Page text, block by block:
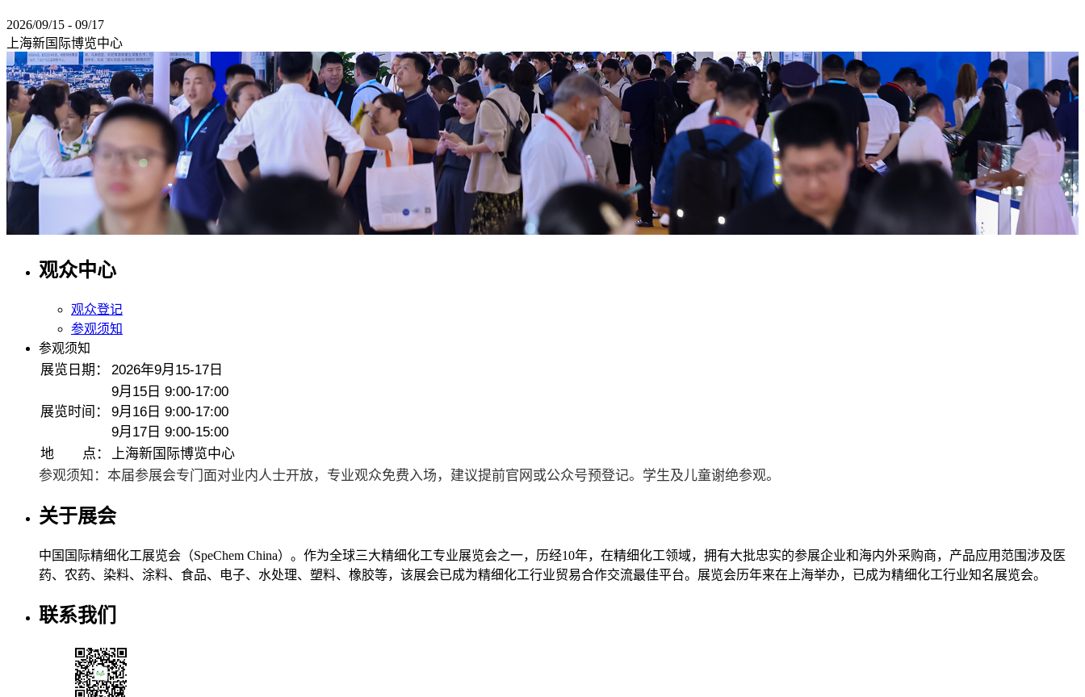
2026/09/15 - 09/17
上海新国际博览中心
观众中心
观众登记
参观须知
参观须知
展览日期： 2026年9月15-17日
展览时间：
9月15日 9:00-17:00
9月16日 9:00-17:00
9月17日 9:00-15:00
地 点：
上海新国际博览中心
参观须知：本届参展会专门面对业内人士开放，专业观众免费入场，建议提前官网或公众号预登记。学生及儿童谢绝参观。
关于展会
中国国际精细化工展览会（SpeChem China）。作为全球三大精细化工专业展览会之一，历经10年，在精细化工领域，拥有大批忠实的参展企业和海内外采购商，产品应用范围涉及医
药、农药、染料、涂料、食品、电子、水处理、塑料、橡胶等，该展会已成为精细化工行业贸易合作交流最佳平台。展览会历年来在上海举办，已成为精细化工行业知名展览会。
联系我们